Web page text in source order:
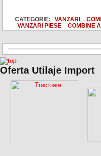
CATEGORIE: VANZARI
VANZARI PIESE
COMBINE
Oferta Utilaje Import